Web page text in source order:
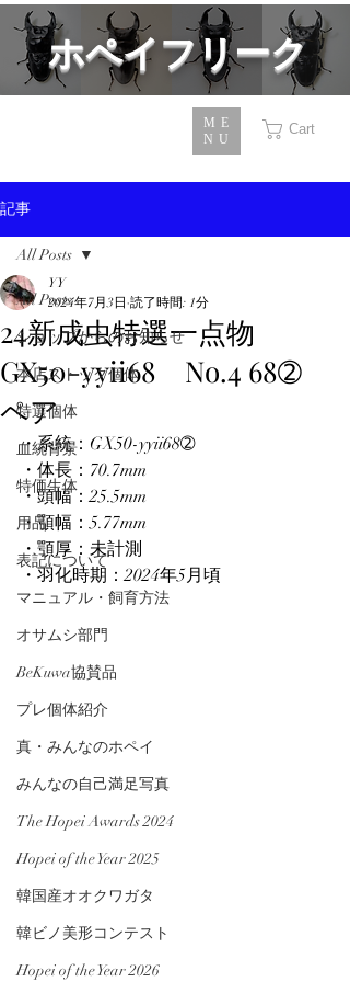
​ホペイフリーク
ME
NU
Cart
記事
All Posts
ショップからのお知らせ
本店ストック個体
特選個体
血統背景
特価生体
用品
表記について
マニュアル・飼育方法
オサムシ部門
BeKuwa協賛品
プレ個体紹介
真・みんなのホペイ
みんなの自己満足写真
The Hopei Awards 2024
Hopei of the Year 2025
韓国産オオクワガタ
韓ビノ美形コンテスト
Hopei of the Year 2026
All Posts
24新成虫特選一点物
GX50-yyii68 No.4 68➁
ペア
YY
2024年7月3日 読了時間: 1分
・系統：GX50-yyii68➁
・体長：70.7mm
・頭幅：25.5mm
・顎幅：5.77mm
・顎厚：未計測
・羽化時期：2024年5月頃